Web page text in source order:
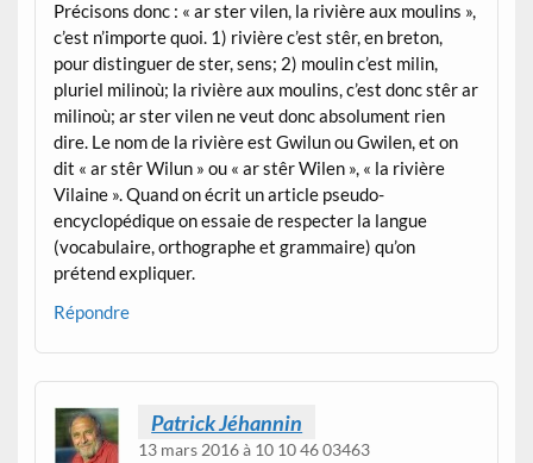
Précisons donc : « ar ster vilen, la rivière aux moulins »,
c’est n’importe quoi. 1) rivière c’est stêr, en breton,
pour distinguer de ster, sens; 2) moulin c’est milin,
pluriel milinoù; la rivière aux moulins, c’est donc stêr ar
milinoù; ar ster vilen ne veut donc absolument rien
dire. Le nom de la rivière est Gwilun ou Gwilen, et on
dit « ar stêr Wilun » ou « ar stêr Wilen », « la rivière
Vilaine ». Quand on écrit un article pseudo-
encyclopédique on essaie de respecter la langue
(vocabulaire, orthographe et grammaire) qu’on
prétend expliquer.
Répondre
Patrick Jéhannin
13 mars 2016 à 10 10 46 03463